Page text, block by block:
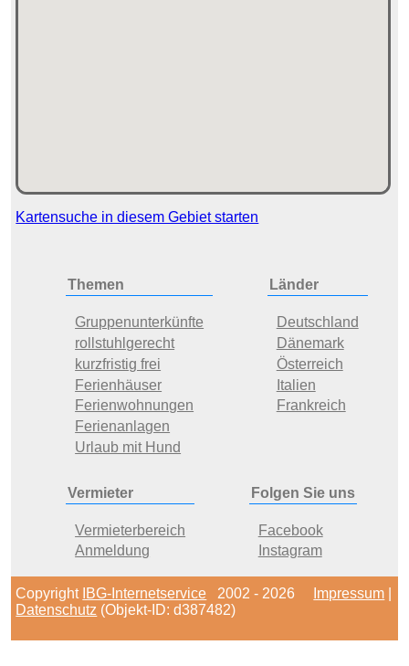
Kartensuche in diesem Gebiet starten
Themen
Gruppenunterkünfte
rollstuhlgerecht
kurzfristig frei
Ferienhäuser
Ferienwohnungen
Ferienanlagen
Urlaub mit Hund
Länder
Deutschland
Dänemark
Österreich
Italien
Frankreich
Vermieter
Vermieterbereich
Anmeldung
Folgen Sie uns
Facebook
Instagram
Copyright IBG-Internetservice 2002 - 2026 Impressum
Datenschutz (Objekt-ID: d387482)